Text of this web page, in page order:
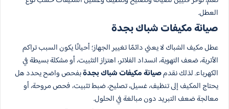
العطل.
صيانة مكيفات شباك بجدة
عطل مكيف الشباك لا يعني دائمًا تغيير الجهاز؛ أحيانًا يكون السبب تراكم
الأتربة، ضعف التهوية، انسداد الفلاتر، اهتزاز التثبيت، أو مشكلة بسيطة في
الكهرباء. لذلك نقدمصيانة مكيفات شباك بجدةبفحص واضح يحدد هل
يحتاج المكيف إلى تنظيف، غسيل، تصليح، ضبط تثبيت، فحص مروحة، أو
معالجة ضعف التبريد دون مبالغة في الحلول.